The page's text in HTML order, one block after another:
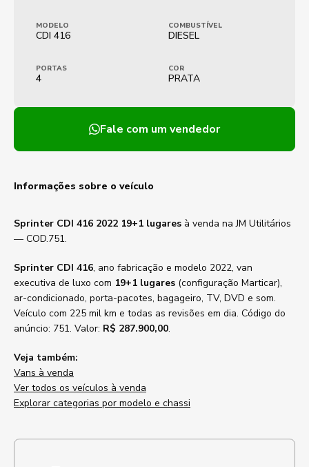
MODELO
CDI 416
COMBUSTÍVEL
DIESEL
PORTAS
4
COR
PRATA
Fale com um vendedor
Informações sobre o veículo
Sprinter CDI 416 2022 19+1 lugares à venda na JM Utilitários
— COD.751.
Sprinter CDI 416, ano fabricação e modelo 2022, van
executiva de luxo com 19+1 lugares (configuração Marticar),
ar-condicionado, porta-pacotes, bagageiro, TV, DVD e som.
Veículo com 225 mil km e todas as revisões em dia. Código do
anúncio: 751. Valor: R$ 287.900,00.
Veja também:
Vans à venda
Ver todos os veículos à venda
Explorar categorias por modelo e chassi